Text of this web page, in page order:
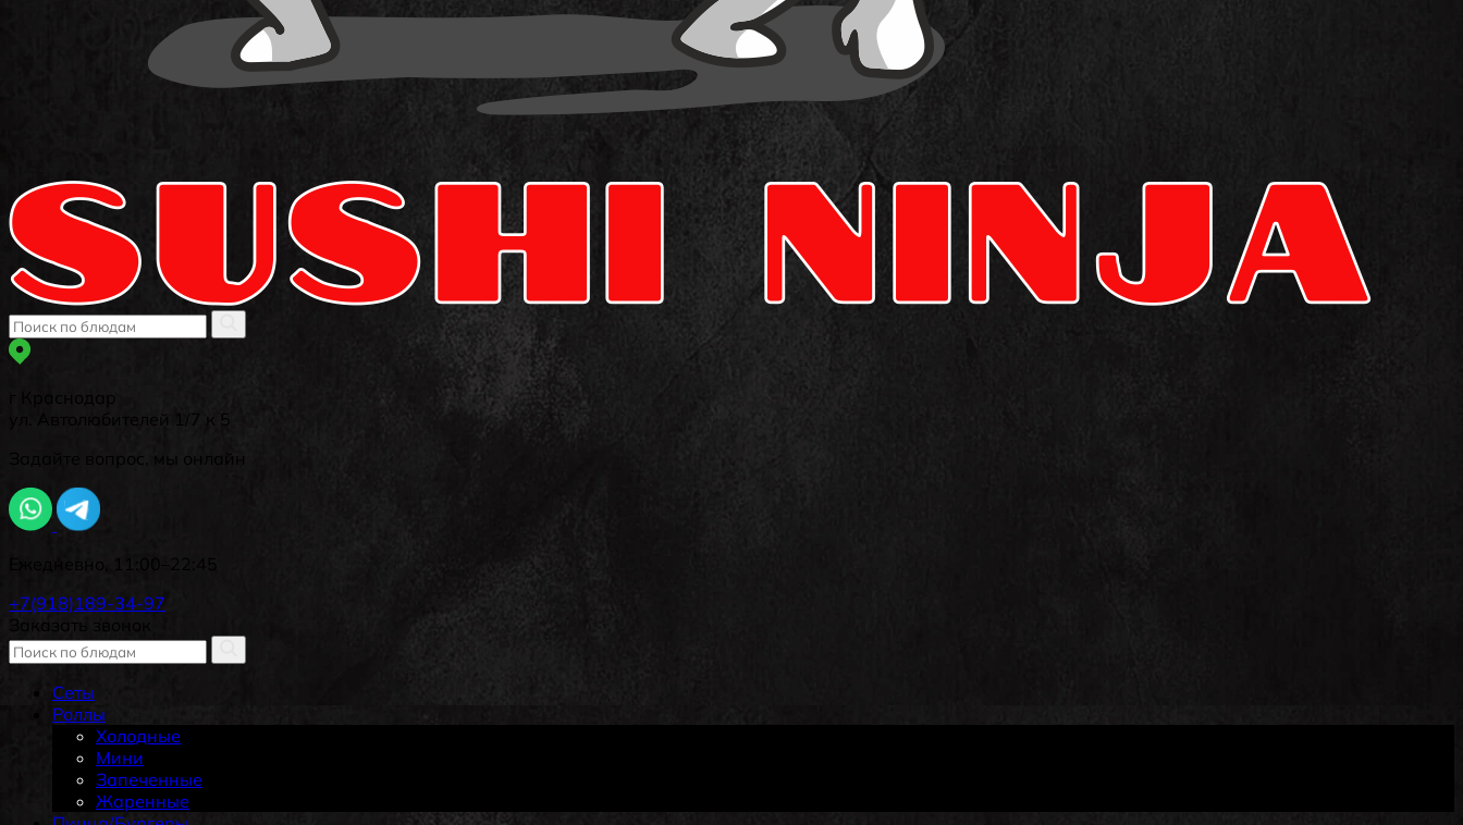
г Краснодар
ул. Автолюбителей 1/7 к 5
Задайте вопрос, мы онлайн
+7(918)189-34-97
Заказать звонок
Сеты
Роллы
Холодные
Мини
Запеченные
Жаренные